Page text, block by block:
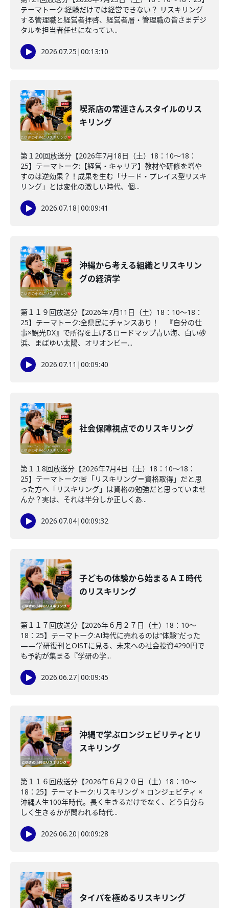
テーマトーク:経験だけでは経営できない？ リスキリング
する管理職と経営者拝啓、経営者層・管理職の皆さまデジ
タルを担当者任せになってい...
2026.07.25 |00:13:10
喫茶店の常連さんスタイルのリス
キリング
第１20回放送分【2026年7月18日（土）18：10～18：
25】テーマトーク:【経営・キャリア】教材や研修を増や
すのは逆効果？！成果を生む「サード・プレイス型リスキ
リング」とは変化の激しい時代、個...
2026.07.18 |00:09:41
沖縄から考える組織とリスキリン
グの経済学
第１１９回放送分【2026年7月11日（土）18：10～18：
25】テーマトーク:全県民にチャンスあり！ 『自分の仕
事×観光DX』で所得を上げるロードマップ青い海、白い砂
浜、まばゆい太陽、オリオンビー...
2026.07.11 |00:09:40
社会保障視点でのリスキリング
第１１8回放送分【2026年7月4日（土）18：10～18：
25】テーマトーク:🚨「リスキリング＝資格取得」だと思
った方へ「リスキリング」は資格の勉強だと思っていませ
んか？実は、それは半分しか正しくあ...
2026.07.04|00:09:32
子どもの体験から始まるＡＩ時代
のリスキリング
第１１７回放送分【2026年６月２７日（土）18：10～
18：25】テーマトーク:AI時代に売れるのは“体験”だった
——学研復刊とOISTに見る、未来への社会投資4290円で
も予約が集まる『学研の学...
2026.06.27|00:09:45
沖縄で学ぶロンジェビリティとリ
スキリング
第１１６回放送分【2026年６月２０日（土）18：10～
18：25】テーマトーク:リスキリング × ロンジェビティ ×
沖縄人生100年時代。長く生きるだけでなく、どう自分ら
しく生きるかが問われる時代...
2026.06.20 |00:09:28
タイパを極めるリスキリング